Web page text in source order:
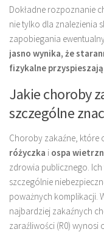
Dokładne rozpoznanie
nie tylko dla znalezienia
zapobiegania
jasno wynika, że
fizykalne
Jakie choroby
szczególne
Choroby zakaźne, które
różyczka i ospa
zdrowia publicznego.
szczególnie
poważnych komplikacji.
najbardziej zakaźnych
zaraźliwości (R0) wynosi